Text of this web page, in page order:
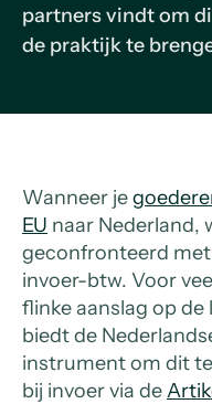
partners vindt om
de praktijk te
Wanneer je
EU naar Nederland,
geconfronteerd
invoer-btw. Voor
flinke aanslag op
biedt de
instrument om dit
bij invoer via de